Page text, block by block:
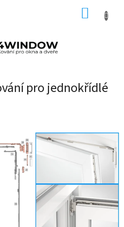
pro jednokřídlé